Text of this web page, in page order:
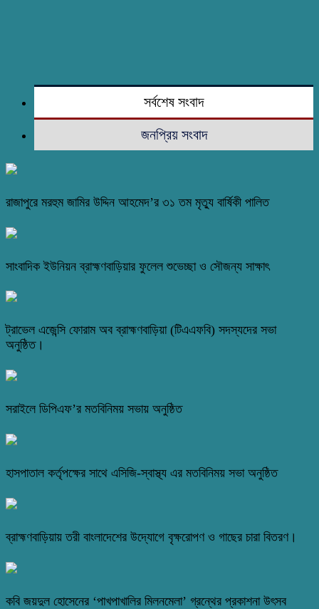
সর্বশেষ সংবাদ
জনপ্রিয় সংবাদ
রাজাপুরে মরহুম জামির উদ্দিন আহমেদ’র ৩১ তম মৃত্যু বার্ষিকী পালিত
সাংবাদিক ইউনিয়ন ব্রাহ্মণবাড়িয়ার ফুলেল শুভেচ্ছা ও সৌজন্য সাক্ষাৎ
ট্রাভেল এজেন্সি ফোরাম অব ব্রাহ্মণবাড়িয়া (টিএএফবি) সদস্যদের সভা
অনুষ্ঠিত।
সরাইলে ডিপিএফ’র মতবিনিময় সভায় অনুষ্ঠিত
হাসপাতাল কর্তৃপক্ষের সাথে এসিজি-স্বাস্থ্য এর মতবিনিময় সভা অনুষ্ঠিত
ব্রাহ্মণবাড়িয়ায় তরী বাংলাদেশের উদ্যোগে বৃক্ষরোপণ ও গাছের চারা বিতরণ।
কবি জয়দুল হোসেনের ‘পাখপাখালির মিলনমেলা’ গ্রন্থের প্রকাশনা উৎসব